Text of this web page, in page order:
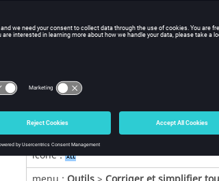
menu :Outils>Corriger toutes les
menu :Outils
menu :Outils>Simplifier toutes les
icône :